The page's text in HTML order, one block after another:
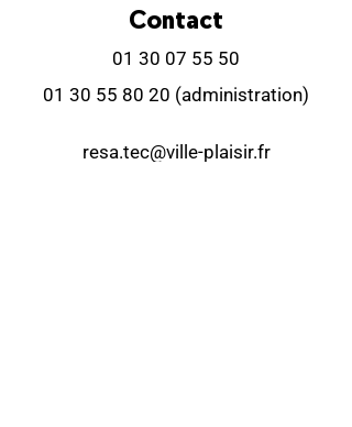
Contact
01 30 07 55 50
01 30 55 80 20 (administration)
resa.tec@ville-plaisir.fr